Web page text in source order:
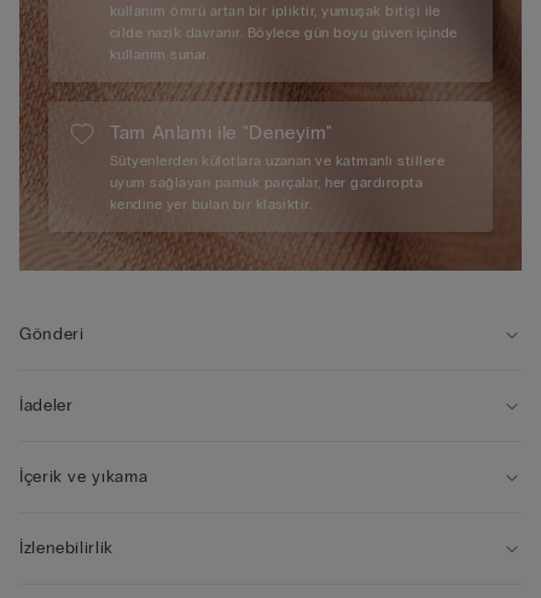
kullanım ömrü artan bir ipliktir, yumuşak bitişi ile
cilde nazik davranır. Böylece gün boyu güven içinde
kullanım sunar.
Tam Anlamı ile "Deneyim"
Sütyenlerden külotlara uzanan ve katmanlı stillere
uyum sağlayan pamuk parçalar, her gardıropta
kendine yer bulan bir klasiktir.
Gönderi
İadeler
İçerik ve yıkama
İzlenebilirlik